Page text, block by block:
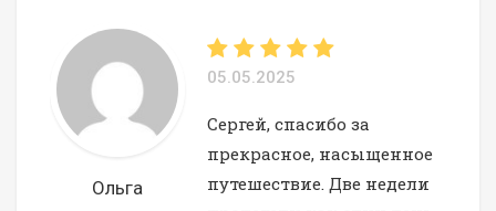
Ольга
05.05.2025
Сергей, спасибо за
прекрасное, насыщенное
путешествие. Две недели